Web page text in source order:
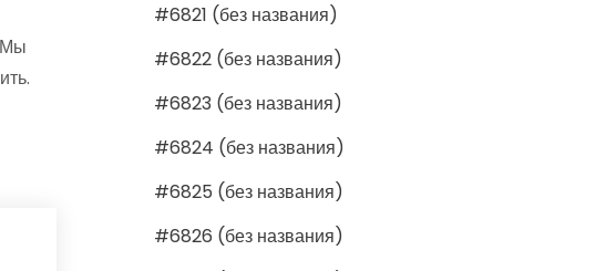
Мы
#6821 (без названия)
#6822 (без названия)
#6823 (без названия)
#6824 (без названия)
#6825 (без названия)
#6826 (без названия)